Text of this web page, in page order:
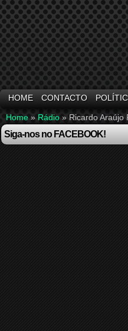
HOME CONTACTO
Home » Rádio » Ricardo Araújo
Siga-nos no FACEBOOK!